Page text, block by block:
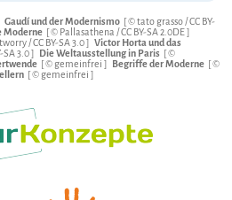
Gaudí und der Modernismo [ © tato grasso /CC BY-
Moderne [ © Pallasathena /CC BY-SA 2.0DE]
/CC BY-SA 3.0] Victor Horta und das
SA 3.0] Die Weltausstellung in Paris [ ©
[ © gemeinfrei ] Begriffe der Moderne [ ©
[ © gemeinfrei ]